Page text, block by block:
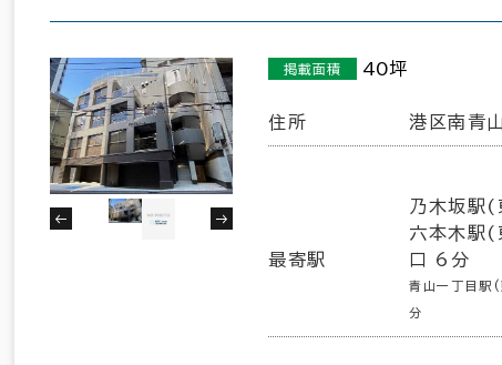
掲載面積 40坪
住所 港区南青
最寄駅
乃木坂駅
六本木駅(
口 6分
青山一丁目駅
分
この条件で検索する